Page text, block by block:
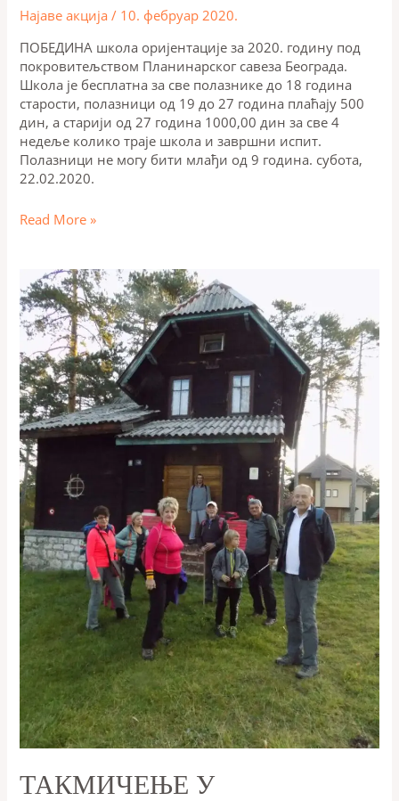
Најаве акција / 10. фебруар 2020.
ПОБЕДИНА школа оријентације за 2020. годину под
покровитељством Планинарског савеза Београда.
Школа је бесплатна за све полазнике до 18 година
старости, полазници од 19 до 27 година плаћају 500
дин, а старији од 27 година 1000,00 дин за све 4
недеље колико траје школа и завршни испит.
Полазници не могу бити млађи од 9 година. субота,
22.02.2020.
Read More »
ТАКМИЧЕЊЕ У